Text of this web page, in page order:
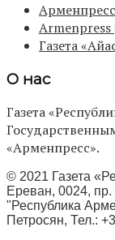
Арменпресс
Газета
О нас
Газета
«Арменпресс».
© 2021 Газета
Ереван, 0024,
"Республика
Петросян, Тел.: